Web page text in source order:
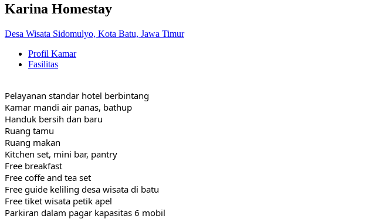
Karina Homestay
Desa Wisata Sidomulyo, Kota Batu, Jawa Timur
Profil Kamar
Fasilitas
Pelayanan standar hotel berbintang
Kamar mandi air panas, bathup
Handuk bersih dan baru
Ruang tamu
Ruang makan
Kitchen set, mini bar, pantry
Free breakfast
Free coffe and tea set
Free guide keliling desa wisata di batu
Free tiket wisata petik apel
Parkiran dalam pagar kapasitas 6 mobil